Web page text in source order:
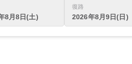
8月8日(土)
復路
2026年8月9日(日)